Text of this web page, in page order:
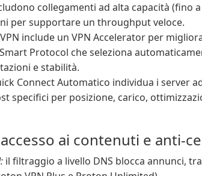
collegamenti ad alta capacità (fino a
per supportare un throughput veloce.
include un VPN Accelerator per
Protocol che seleziona
e stabilità.
Connect Automatico individua i server
specifici per posizione, carico,
ai contenuti e anti-
il filtraggio a livello DNS blocca annunci,